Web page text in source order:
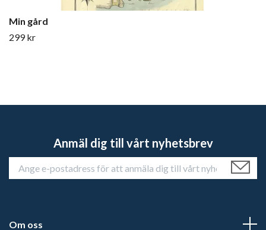
Min gård
299 kr
Anmäl dig till vårt nyhetsbrev
Om oss